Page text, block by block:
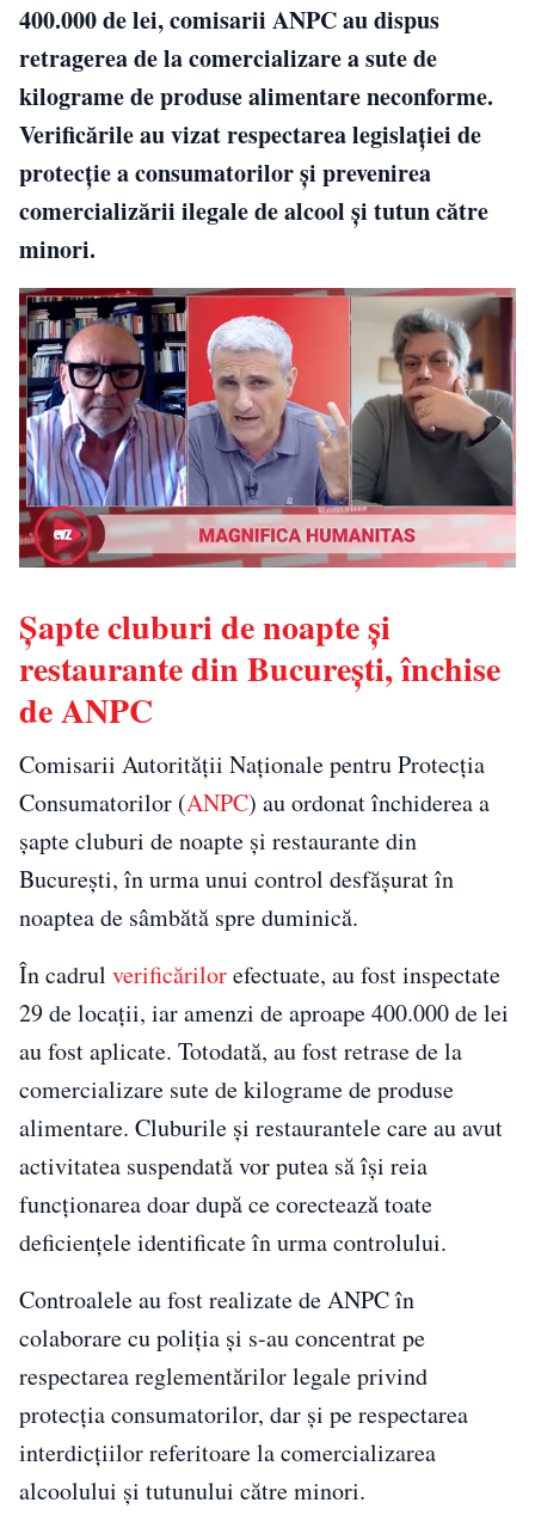
400.000 de lei, comisarii ANPC au dispus
retragerea de la comercializare a sute de
kilograme de produse alimentare neconforme.
Verificările au vizat respectarea legislației de
protecție a consumatorilor și prevenirea
comercializării ilegale de alcool și tutun către
minori.
Șapte cluburi de noapte și
restaurante din București, închise
de ANPC
Comisarii Autorității Naționale pentru Protecția
Consumatorilor (ANPC) au ordonat închiderea a
șapte cluburi de noapte și restaurante din
București, în urma unui control desfășurat în
noaptea de sâmbătă spre duminică.
În cadrul verificărilorefectuate, au fost inspectate
29 de locații, iar amenzi de aproape 400.000 de lei
au fost aplicate. Totodată, au fost retrase de la
comercializare sute de kilograme de produse
alimentare. Cluburile și restaurantele care au avut
activitatea suspendată vor putea să își reia
funcționarea doar după ce corectează toate
deficiențele identificate în urma controlului.
Controalele au fost realizate de ANPC în
colaborare cu poliția și s-au concentrat pe
respectarea reglementărilor legale privind
protecția consumatorilor, dar și pe respectarea
interdicțiilor referitoare la comercializarea
alcoolului și tutunului către minori.